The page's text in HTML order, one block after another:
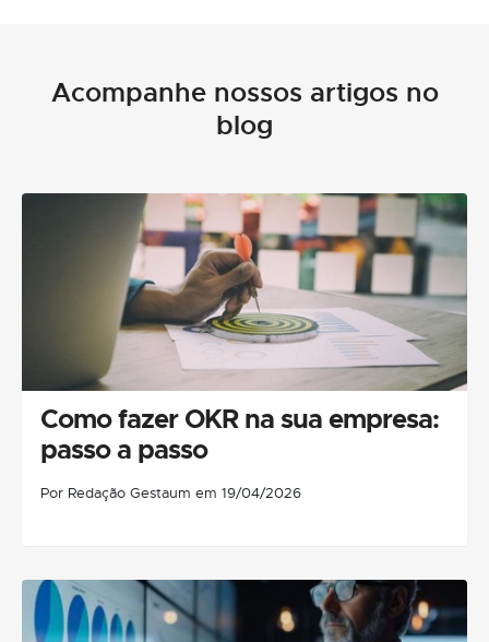
Acompanhe nossos artigos no
blog
Como fazer OKR na sua empresa:
passo a passo
Por Redação Gestaum em 19/04/2026